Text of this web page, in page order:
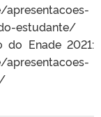
estudante/
do Enade 2021: